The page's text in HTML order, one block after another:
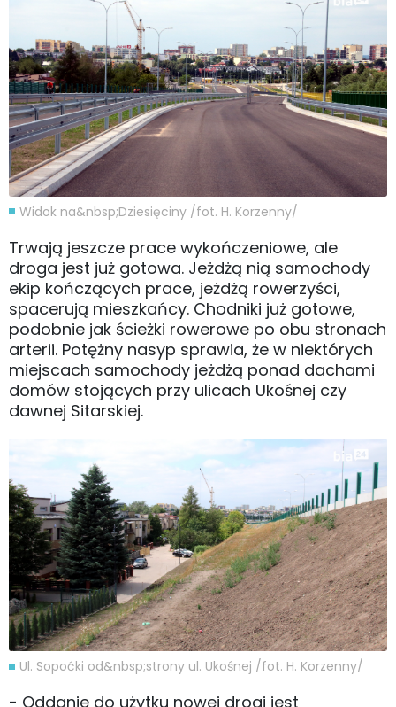
Widok na&nbsp;Dziesięciny /fot. H. Korzenny/
Trwają jeszcze prace wykończeniowe, ale
droga jest już gotowa. Jeżdżą nią samochody
ekip kończących prace, jeżdżą rowerzyści,
spacerują mieszkańcy. Chodniki już gotowe,
podobnie jak ścieżki rowerowe po obu stronach
arterii. Potężny nasyp sprawia, że w niektórych
miejscach samochody jeżdżą ponad dachami
domów stojących przy ulicach Ukośnej czy
dawnej Sitarskiej.
Ul. Sopoćki od&nbsp;strony ul. Ukośnej /fot. H. Korzenny/
- Oddanie do użytku nowej drogi jest